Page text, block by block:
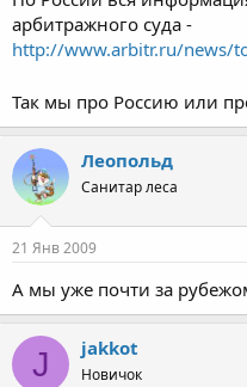
арбитражного суда -
http://www.arbitr.ru/news/
Так мы про Россию или
Леопольд
Санитар леса
21 Янв 2009
А мы уже почти за
J jakkot
Новичок